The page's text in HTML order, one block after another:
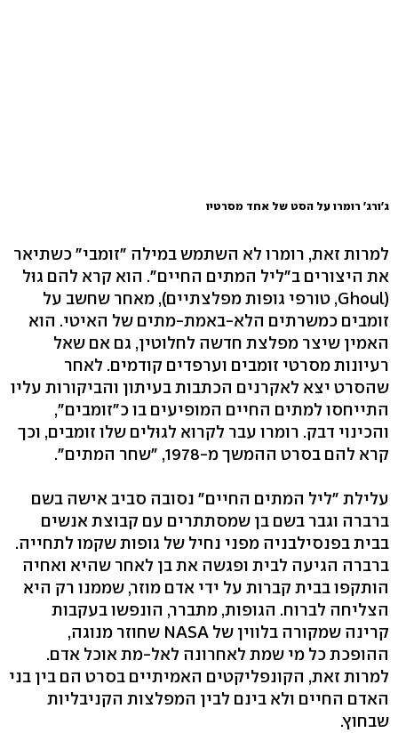
ג'ורג' רומרו על הסט של אחד מסרטיו
למרות זאת, רומרו לא השתמש במילה "זומבי" כשתיאר
את היצורים ב"ליל המתים החיים". הוא קרא להם גוּל
(Ghoul, טורפי גופות מפלצתיים), מאחר שחשב על
זומבים כמשרתים הלא-באמת-מתים של האיטי. הוא
האמין שיצר מפלצת חדשה לחלוטין, גם אם שאל
רעיונות מסרטי זומבים וערפדים קודמים. לאחר
שהסרט יצא לאקרנים הכתבות בעיתון והביקורות עליו
התייחסו למתים החיים המופיעים בו כ"זומבים",
והכינוי דבק. רומרו עבר לקרוא לגוּלים שלו זומבים, וכך
קרא להם בסרט ההמשך מ-1978, "שחר המתים".
עלילת "ליל המתים החיים" נסובה סביב אישה בשם
ברברה וגבר בשם בן שמסתתרים עם קבוצת אנשים
בבית בפנסילבניה מפני נחיל של גופות שקמו לתחייה.
ברברה הגיעה לבית ופגשה את בן לאחר שהיא ואחיה
הותקפו בבית קברות על ידי אדם מוזר, שממנו רק היא
הצליחה לברוח. הגופות, מתברר, הונפשו בעקבות
קרינה שמקורה בלווין של NASA שחוזר מנוגה,
ההופכת כל מי שמת לאחרונה לאל-מת אוכל אדם.
למרות זאת, הקונפליקטים האמיתיים בסרט הם בין בני
האדם החיים ולא בינם לבין המפלצות הקניבליות
שבחוץ.